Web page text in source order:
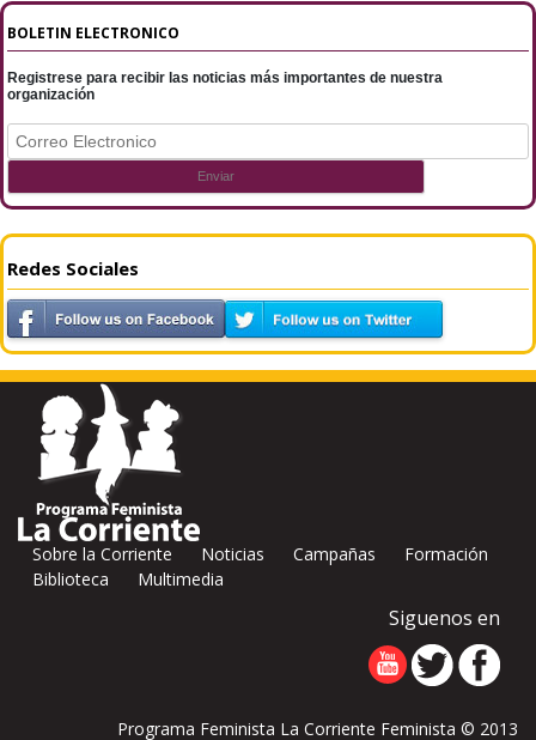
BOLETIN ELECTRONICO
Registrese para recibir las noticias más importantes de nuestra
organización
Redes Sociales
Sobre la Corriente Noticias Campañas
Formación
Biblioteca
Multimedia
Siguenos en
Programa Feminista La Corriente Feminista © 2013